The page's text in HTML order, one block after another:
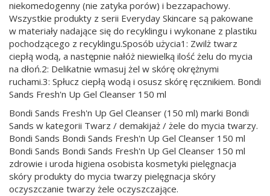
niekomedogenny (nie zatyka porów) i bezzapachowy.
Wszystkie produkty z serii Everyday Skincare są pakowane
w materiały nadające się do recyklingu i wykonane z plastiku
pochodzącego z recyklingu.Sposób użycia1: Zwilż twarz
ciepłą wodą, a następnie nałóż niewielką ilość żelu do mycia
na dłoń.2: Delikatnie wmasuj żel w skórę okrężnymi
ruchami.3: Spłucz ciepłą wodą i osusz skórę ręcznikiem. Bondi
Sands Fresh'n Up Gel Cleanser 150 ml
Bondi Sands Fresh'n Up Gel Cleanser (150 ml) marki Bondi
Sands w kategorii Twarz / demakijaż / żele do mycia twarzy.
Bondi Sands Bondi Sands Fresh'n Up Gel Cleanser 150 ml
Bondi Sands Bondi Sands Fresh'n Up Gel Cleanser 150 ml
zdrowie i uroda higiena osobista kosmetyki pielęgnacja
skóry produkty do mycia twarzy pielęgnacja skóry
oczyszczanie twarzy żele oczyszczające.